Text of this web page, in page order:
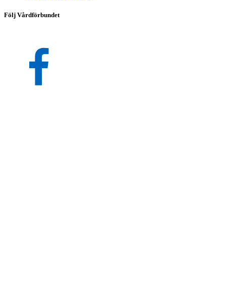
Följ Vårdförbundet